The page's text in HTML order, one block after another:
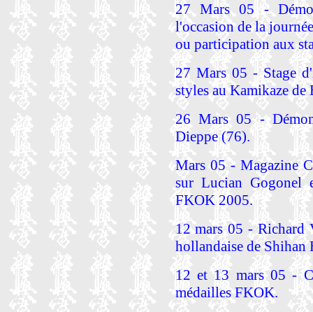
27 Mars 05 -
l'occasion de la
ou participation aux
27 Mars 05 - Stage
styles au Kamikaze
26 Mars 05 -
Dieppe (76).
Mars 05 - Magazine
sur Lucian Gogonel
FKOK 2005.
12 mars 05 - Richard
hollandaise de Shihan
12 et 13 mars 05 -
médailles FKOK.